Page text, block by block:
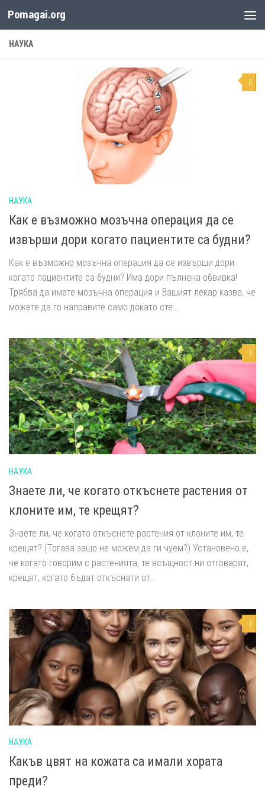
Към съдържанието
Pomagai.org
НАУКА
0
НАУКА
Как е възможно мозъчна операция да се
извърши дори когато пациентите са будни?
Как е възможно мозъчна операция да се извърши дори
когато пациентите са будни? Има дори пълнена обвивка!
Трябва да имате мозъчна операция и Вашият лекар казва, че
можете да го направите само докато сте...
0
НАУКА
Знаете ли, че когато откъснете растения от
клоните им, те крещят?
Знаете ли, че когато откъснете растения от клоните им, те
крещят? (Тогава защо не можем да ги чуем?) Установено е,
че когато говорим с растенията, те всъщност ни отговарят,
крещят, когато бъдат откъснати от...
0
НАУКА
Какъв цвят на кожата са имали хората
преди?